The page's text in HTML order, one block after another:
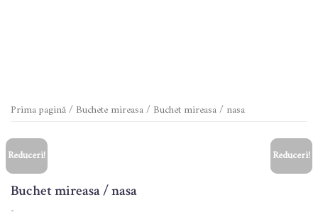
Prima pagină/Buchete mireasa/ Buchet mireasa / nasa
Reduceri!
Buchet mireasa / nasa
Reduceri!
Reduceri!